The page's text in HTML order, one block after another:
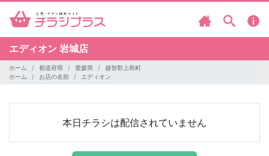
エディオン 岩城店
ホーム 都道府県 愛媛県
越智郡上島町
ホーム
お店の名前 エディオン
本日チラシは配信されていません